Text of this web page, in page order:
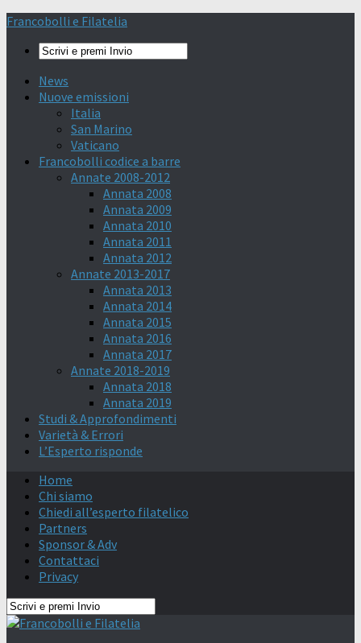
Francobolli e Filatelia
News
Nuove emissioni
Italia
San Marino
Vaticano
Francobolli codice a barre
Annate 2008-2012
Annata 2008
Annata 2009
Annata 2010
Annata 2011
Annata 2012
Annate 2013-2017
Annata 2013
Annata 2014
Annata 2015
Annata 2016
Annata 2017
Annate 2018-2019
Annata 2018
Annata 2019
Studi & Approfondimenti
Varietà & Errori
L’Esperto risponde
Home
Chi siamo
Chiedi all’esperto filatelico
Partners
Sponsor & Adv
Contattaci
Privacy